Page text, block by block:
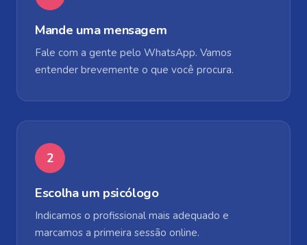
Mande uma mensagem
Fale com a gente pelo WhatsApp. Vamos
entender brevemente o que você procura.
2
Escolha um psicólogo
Indicamos o profissional mais adequado e
marcamos a primeira sessão online.